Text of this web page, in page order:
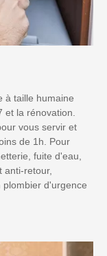
à taille humaine
et la rénovation.
vous servir et
de 1h. Pour
fuite d'eau,
anti-retour,
d'urgence